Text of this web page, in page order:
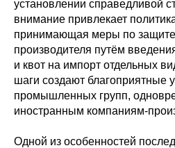
установлении справедливой
внимание привлекает
принимающая меры по защите
производителя путём
и квот на импорт отдельных
шаги создают благоприятные
промышленных групп,
иностранным компаниям-
Одной из особенностей